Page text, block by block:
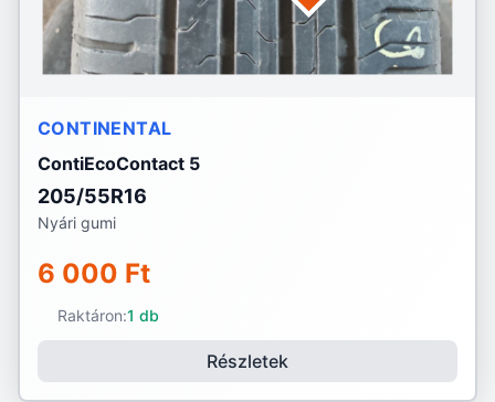
CONTINENTAL
ContiEcoContact 5
205/55R16
Nyári gumi
6 000 Ft
Raktáron:1 db
Részletek